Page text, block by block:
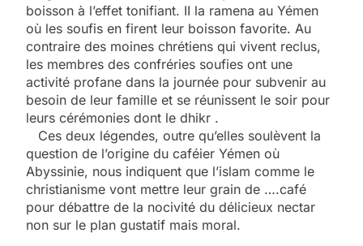
boisson à l’effet tonifiant. II la ramena au Yémen
où les soufis en firent leur boisson favorite. Au
contraire des moines chrétiens qui vivent reclus,
les membres des confréries soufies ont une
activité profane dans la journée pour subvenir au
besoin de leur famille et se réunissent le soir pour
leurs cérémonies dont le dhikr .
Ces deux légendes, outre qu’elles soulèvent la
question de l’origine du caféier Yémen où
Abyssinie, nous indiquent que l’islam comme le
christianisme vont mettre leur grain de ….café
pour débattre de la nocivité du délicieux nectar
non sur le plan gustatif mais moral.